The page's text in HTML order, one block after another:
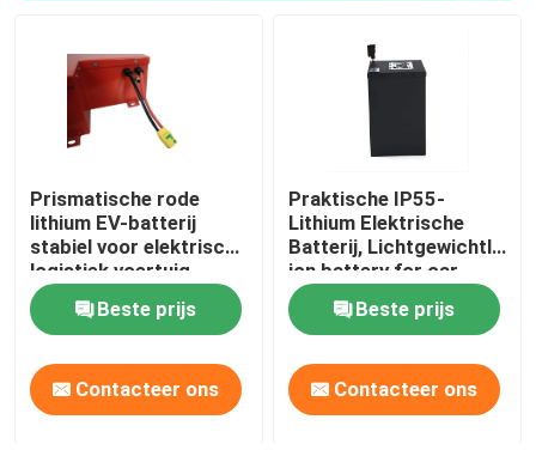
Prismatische rode
lithium EV-batterij
stabiel voor elektrisch
logistiek voertuig
Beste prijs
Contacteer ons
Praktische IP55-
Lithium Elektrische
Batterij, Lichtgewichtli
ion battery for car
Beste prijs
Contacteer ons